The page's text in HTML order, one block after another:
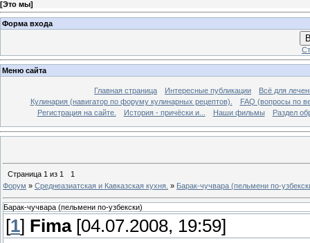
[Это мы]
Форма входа
Меню сайта
Главная страница Интересные публикации
Всё для
Кулинария (навигатор по форуму кулинарных рецептов).
FAQ (вопросы по
Регистрация на сайте.
История - причёски и... Наши фильмы Раздел
Страница 1 из 1
1
Форум » Среднеазиатская и Кавказская кухня. » Барак-чучвара (пельмени по-
Барак-чучвара (пельмени по-узбекски)
[1] Fima[04.07.2008, 19:59]